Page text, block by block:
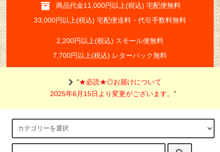
商品代金11,000円以上(税込) 宅配便無料
33,000円以上(税込) 宅配便送料・代引手数料無料
2,200円以上(税込) スモール便無料
7,700円以上(税込) レターパック無料
"★必読★◎お届けについて
2025年6月15日より変更がございます。"